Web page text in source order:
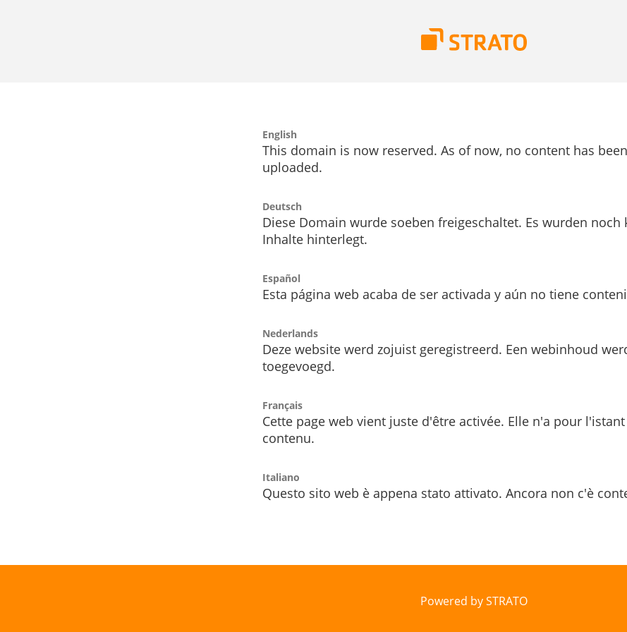
English
This domain is now reserved. As of now, no content has been
uploaded.
Deutsch
Diese Domain wurde soeben freigeschaltet. Es wurden noch
Inhalte hinterlegt.
Español
Esta página web acaba de ser activada y aún no tiene
Nederlands
Deze website werd zojuist geregistreerd. Een webinhoud
toegevoegd.
Français
Cette page web vient juste d'être activée. Elle n'a pour
contenu.
Italiano
Questo sito web è appena stato attivato. Ancora non c'è
Powered by STRATO